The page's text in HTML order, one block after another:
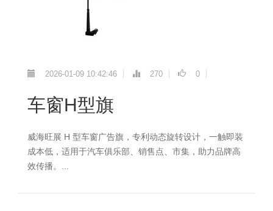
2026-01-09 10:42:46 270 0
车窗H型旗
威海旺展 H 型车窗广告旗，专利动态旋转设计，一触即装
成本低，适用于汽车俱乐部、销售点、市集，助力品牌高
效传播。...